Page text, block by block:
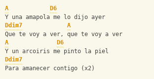
A
D6
Y una amapola me lo dijo ayer
Ddim7
A
Que te voy a ver, que te voy a ver
A
D6
Y un arcoiris me pinto la piel
Ddim7
Para amanecer contigo (x2)